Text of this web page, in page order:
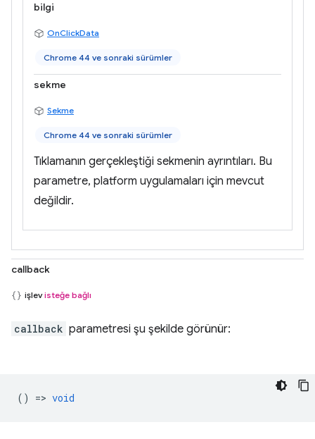
bilgi
OnClickData
Chrome 44 ve sonraki sürümler
sekme
Sekme
Chrome 44 ve sonraki sürümler
Tıklamanın gerçekleştiği sekmenin ayrıntıları. Bu
parametre, platform uygulamaları için mevcut
değildir.
callback
işlevisteğe bağlı
callback parametresi şu şekilde görünür:
() => void